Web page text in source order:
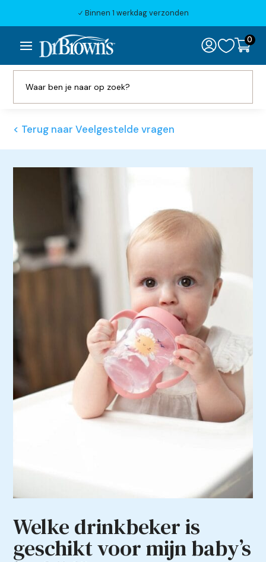
N Binnen 1 werkdag verzonden
 0
< Terug naar Veelgestelde vragen
Welke drinkbeker is
geschikt voor mijn baby’s